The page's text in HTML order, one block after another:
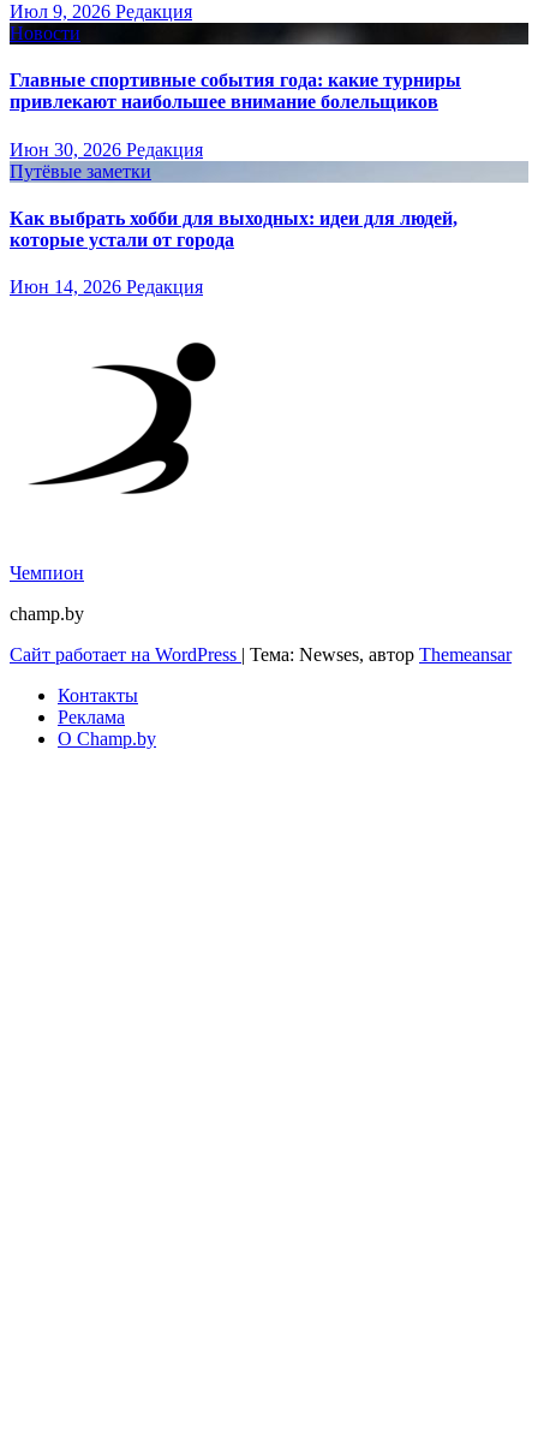
Июл 9, 2026 Редакция
Новости
Главные спортивные события года: какие турниры
привлекают наибольшее внимание болельщиков
Июн 30, 2026 Редакция
Путёвые заметки
Как выбрать хобби для выходных: идеи для людей,
которые устали от города
Июн 14, 2026 Редакция
Чемпион
champ.by
Сайт работает на WordPress | Тема: Newses, автор Themeansar
Контакты
Реклама
О Champ.by